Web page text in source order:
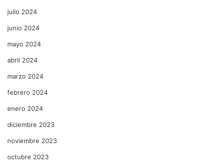
julio 2024
junio 2024
mayo 2024
abril 2024
marzo 2024
febrero 2024
enero 2024
diciembre 2023
noviembre 2023
octubre 2023